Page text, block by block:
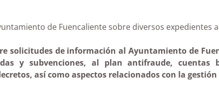
de Fuencaliente sobre diversos
solicitudes de información al Ayuntamiento de
y subvenciones, al plan antifraude,
así como aspectos relacionados con la gestión